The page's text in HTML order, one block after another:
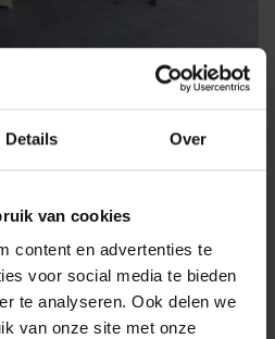
Details Over
van cookies
content en advertenties te
voor social media te bieden
te analyseren. Ook delen we
van onze site met onze
au jardin !
cesse d'inspirer tout le monde
nos matériaux, tels que